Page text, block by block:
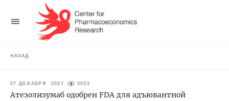
НАЗАД
07 ДЕКАБРЯ 2021 3033
Атезолизумаб одобрен FDA для адъювантной